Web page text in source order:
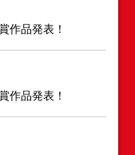
作品発表！
作品発表！